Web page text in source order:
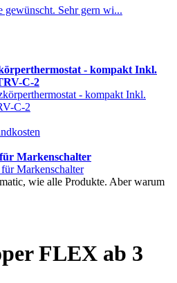
gewünscht. Sehr gern wi...
- kompakt Inkl.
C-2
Markenschalter
wie alle Produkte. Aber warum
FLEX ab 3